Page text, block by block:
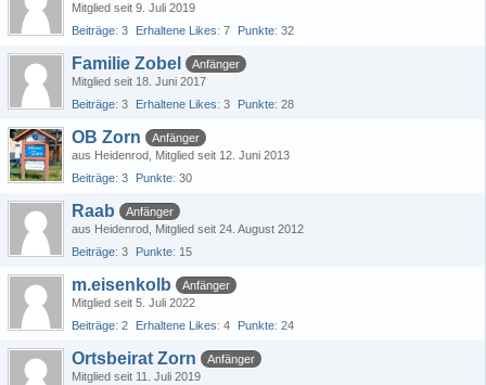
Mitglied seit 9. Juli 2019
Beiträge 3 Erhaltene Likes 7 Punkte 32
Familie Zobel
Anfänger
Mitglied seit 18. Juni 2017
Beiträge 3 Erhaltene Likes 3 Punkte 28
OB Zorn
Anfänger
aus Heidenrod Mitglied seit 12. Juni 2013
Beiträge 3 Punkte 30
Raab
Anfänger
aus Heidenrod Mitglied seit 24. August 2012
Beiträge 3 Punkte 15
m.eisenkolb
Anfänger
Mitglied seit 5. Juli 2022
Beiträge 2 Erhaltene Likes 4 Punkte 24
Ortsbeirat Zorn
Anfänger
Mitglied seit 11. Juli 2019